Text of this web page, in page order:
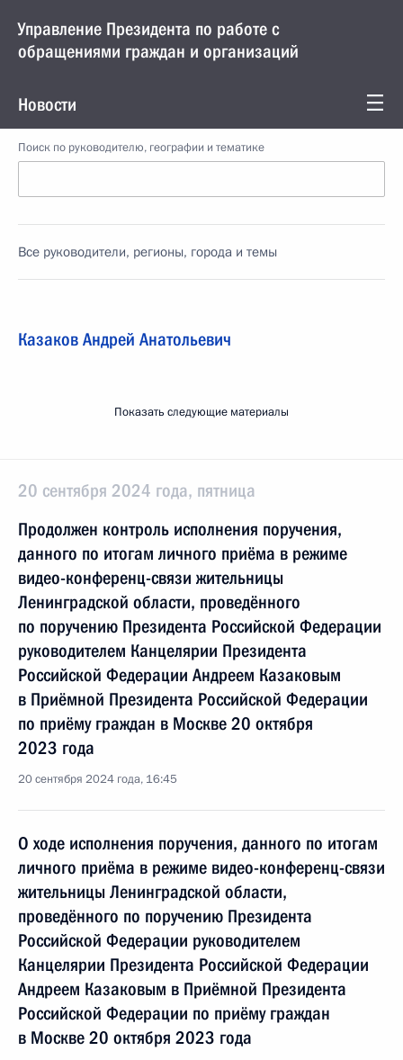
Управление Президента по работе с
обращениями граждан и организаций
Новости
Поиск по руководителю, географии и тематике
Все руководители, регионы, города и темы
Казаков Андрей Анатольевич
Показать следующие материалы
20 сентября 2024 года, пятница
Продолжен контроль исполнения поручения,
данного по итогам личного приёма в режиме
видео-конференц-связи жительницы
Ленинградской области, проведённого
по поручению Президента Российской Федерации
руководителем Канцелярии Президента
Российской Федерации Андреем Казаковым
в Приёмной Президента Российской Федерации
по приёму граждан в Москве 20 октября
2023 года
20 сентября 2024 года, 16:45
О ходе исполнения поручения, данного по итогам
личного приёма в режиме видео-конференц-связи
жительницы Ленинградской области,
проведённого по поручению Президента
Российской Федерации руководителем
Канцелярии Президента Российской Федерации
Андреем Казаковым в Приёмной Президента
Российской Федерации по приёму граждан
в Москве 20 октября 2023 года